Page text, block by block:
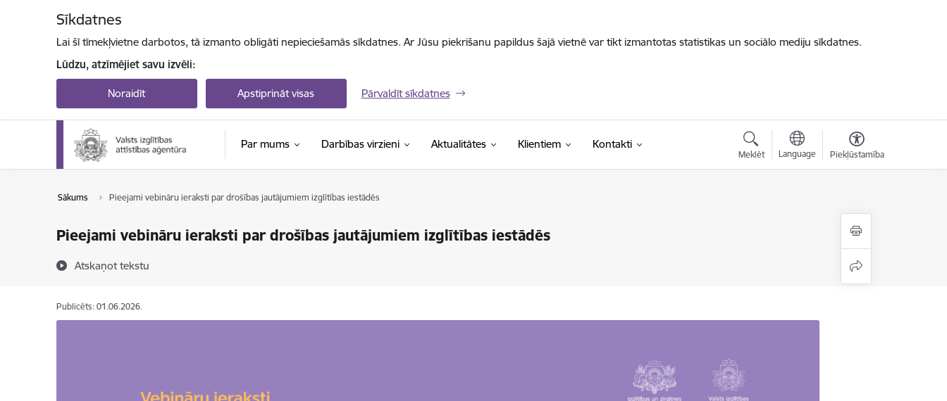
Sīkdatnes
Lai šī tīmekļvietne darbotos, tā izmanto obligāti nepieciešamās sīkdatnes. Ar Jūsu piekrišanu papildus šajā vietnē var tikt izmantotas statistikas un sociālo mediju sīkdatnes.
Lūdzu, atzīmējiet savu izvēli:
Noraidīt Apstiprināt visas Pārvaldīt sīkdatnes
Par mums Darbības virzieni Aktualitātes Klientiem Kontakti
Meklēt Language Piekļūstamība
Sākums Pieejami vebināru ieraksti par drošības jautājumiem izglītības iestādēs
Pieejami vebināru ieraksti par drošības jautājumiem izglītības iestādēs
Atskaņot tekstu
Publicēts: 01.06.2026.